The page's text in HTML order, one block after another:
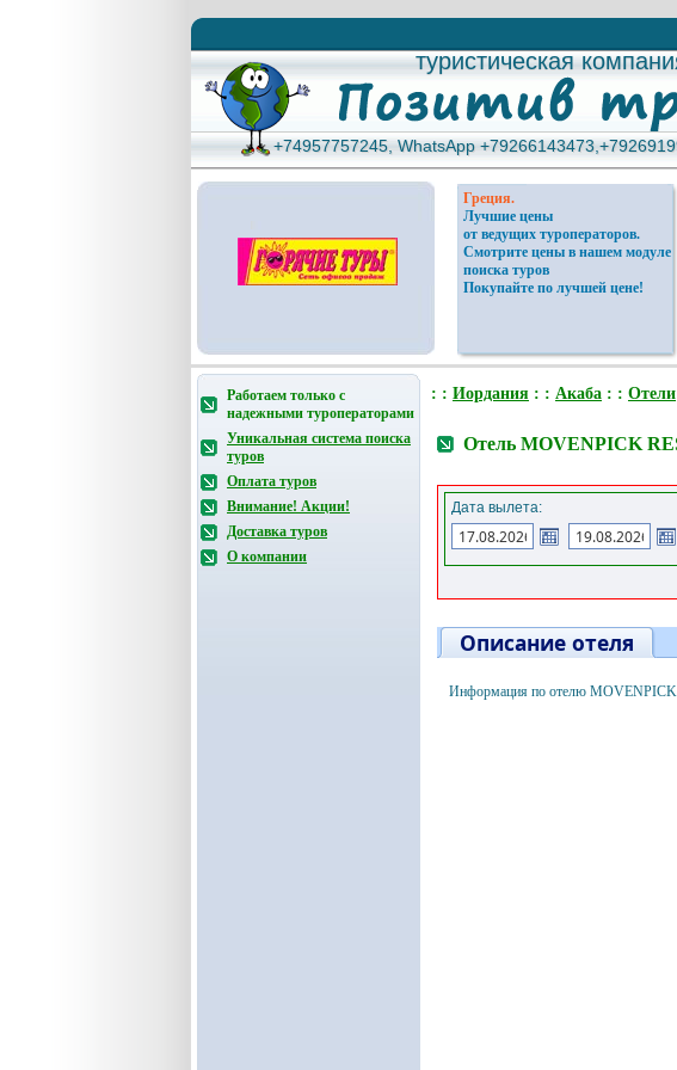
туристическая
туристическая
+74957757245, WhatsApp
+74957757245, WhatsApp
Греция.
Лучшие цены
от ведущих туроператоров.
Смотрите цены в нашем модуле
поиска туров
Покупайте по лучшей цене!
Работаем только с
надежными туроператорами
Уникальная система поиска
туров
Оплата туров
Внимание! Акции!
Доставка туров
О компании
: : Иордания : : Акаба : : Отели
Отель MOVENPICK
Дата вылета:
Описание отеля
Информация по отелю MOVENPICK